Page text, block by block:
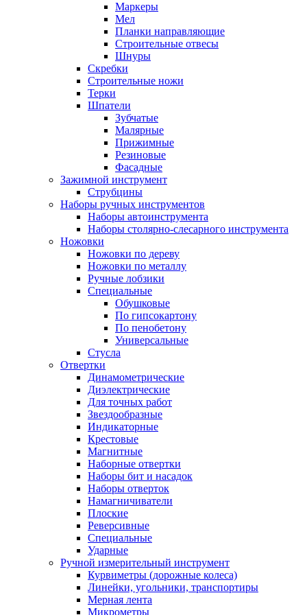
Маркеры
Мел
Планки направляющие
Строительные отвесы
Шнуры
Скребки
Строительные ножи
Терки
Шпатели
Зубчатые
Малярные
Прижимные
Резиновые
Фасадные
Зажимной инструмент
Струбцины
Наборы ручных инструментов
Наборы автоинструмента
Наборы столярно-слесарного инструмента
Ножовки
Ножовки по дереву
Ножовки по металлу
Ручные лобзики
Специальные
Обушковые
По гипсокартону
По пенобетону
Универсальные
Стусла
Отвертки
Динамометрические
Диэлектрические
Для точных работ
Звездообразные
Индикаторные
Крестовые
Магнитные
Наборные отвертки
Наборы бит и насадок
Наборы отверток
Намагничиватели
Плоские
Реверсивные
Специальные
Ударные
Ручной измерительный инструмент
Курвиметры (дорожные колеса)
Линейки, угольники, транспортиры
Мерная лента
Микрометры